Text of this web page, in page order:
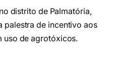
distrito de Palmatória,
palestra de incentivo aos
uso de agrotóxicos.